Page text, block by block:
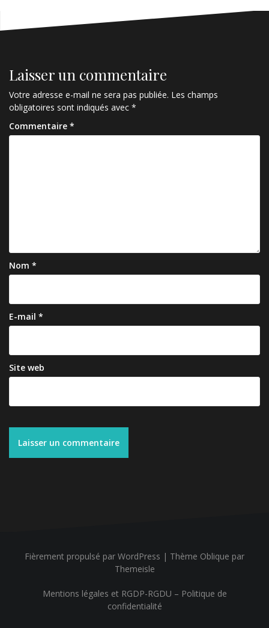
Laisser un commentaire
Votre adresse e-mail ne sera pas publiée. Les champs
obligatoires sont indiqués avec *
Commentaire *
Nom *
E-mail *
Site web
Fièrement propulsé par WordPress | Thème Oblique par
Themeisle
Mentions légales et RGDP-RGDU – Politique de
confidentialité